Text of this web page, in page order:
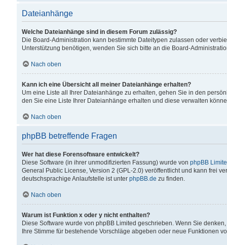
Dateianhänge
Welche Dateianhänge sind in diesem Forum zulässig?
Die Board-Administration kann bestimmte Dateitypen zulassen oder
Unterstützung benötigen, wenden Sie sich bitte an die Board-
Nach oben
Kann ich eine Übersicht all meiner Dateianhänge erhalten?
Um eine Liste all Ihrer Dateianhänge zu erhalten, gehen Sie in den
den Sie eine Liste Ihrer Dateianhänge erhalten und diese verwalten
Nach oben
phpBB betreffende Fragen
Wer hat diese Forensoftware entwickelt?
Diese Software (in ihrer unmodifizierten Fassung) wurde von phpBB
General Public License, Version 2 (GPL-2.0) veröffentlicht und kann frei
deutschsprachige Anlaufstelle ist unter phpBB.de zu finden.
Nach oben
Warum ist Funktion x oder y nicht enthalten?
Diese Software wurde von phpBB Limited geschrieben. Wenn Sie
Ihre Stimme für bestehende Vorschläge abgeben oder neue Funktionen